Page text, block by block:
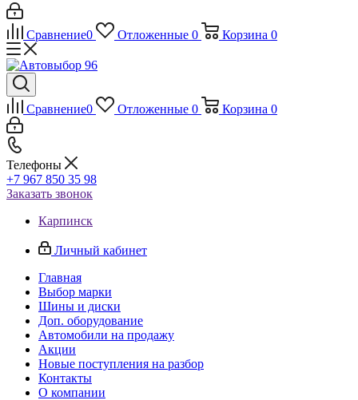
Сравнение0 Отложенные 0 Корзина 0
Сравнение0 Отложенные 0 Корзина 0
Телефоны
+7 967 850 35 98
Заказать звонок
Карпинск
Личный кабинет
Главная
Выбор марки
Шины и диски
Доп. оборудование
Автомобили на продажу
Акции
Новые поступления на разбор
Контакты
О компании